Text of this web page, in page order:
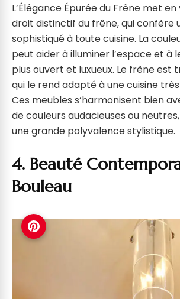
L’Élégance Épurée du Frêne met
droit distinctif du frêne, qui confère
sophistiqué à toute cuisine. La
peut aider à illuminer l’espace et à
plus ouvert et luxueux. Le frêne est
qui le rend adapté à une cuisine
Ces meubles s’harmonisent bien
de couleurs audacieuses ou
une grande polyvalence stylistique.
4. Beauté
Bouleau